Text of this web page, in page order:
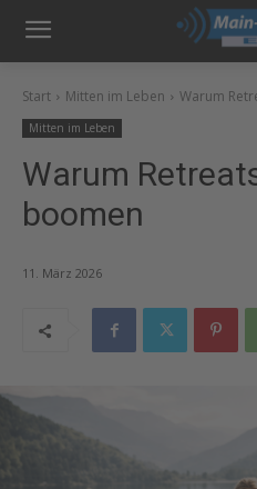
Start Mitten im Leben Warum
Mitten im Leben
Warum
boomen
11. März 2026